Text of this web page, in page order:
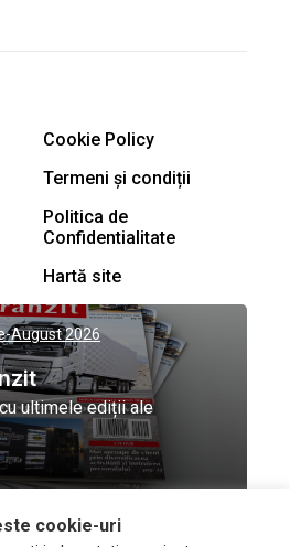
Cookie Policy
Termeni și condiții
Politica de
Confidentialitate
Hartă site
August 2026
ultimele ediții ale
Design by
cookie-uri